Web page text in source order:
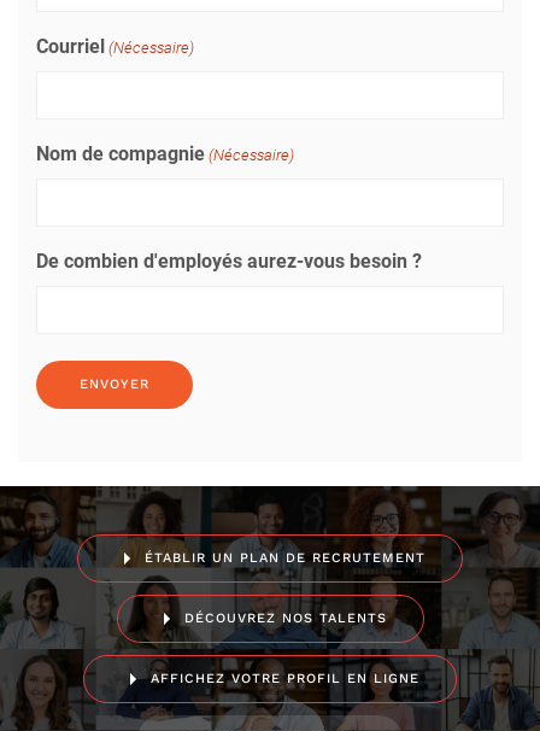
Courriel (Nécessaire)
Nom de compagnie (Nécessaire)
De combien d'employés aurez-vous besoin ?
ÉTABLIR UN PLAN DE RECRUTEMENT
DÉCOUVREZ NOS TALENTS
AFFICHEZ VOTRE PROFIL EN LIGNE